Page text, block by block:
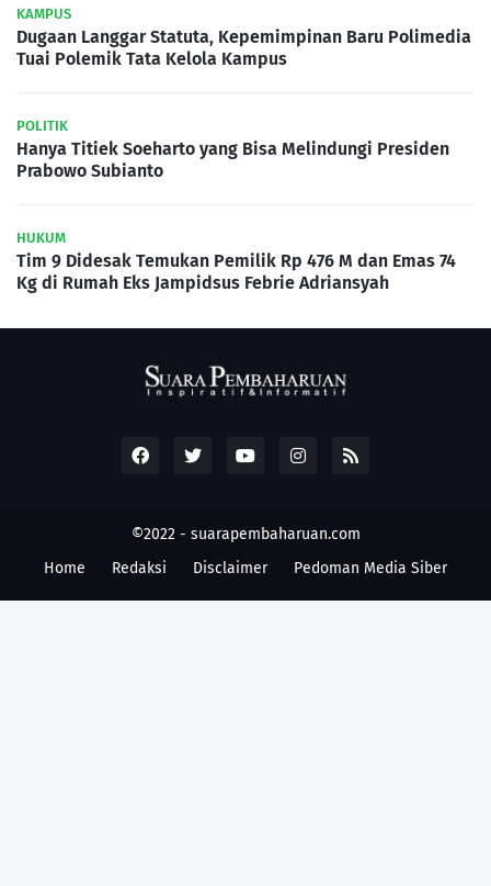
KAMPUS
Dugaan Langgar Statuta, Kepemimpinan Baru Polimedia
Tuai Polemik Tata Kelola Kampus
POLITIK
Hanya Titiek Soeharto yang Bisa Melindungi Presiden
Prabowo Subianto
HUKUM
Tim 9 Didesak Temukan Pemilik Rp 476 M dan Emas 74
Kg di Rumah Eks Jampidsus Febrie Adriansyah
©2022 - suarapembaharuan.com
Home
Redaksi Disclaimer Pedoman Media Siber